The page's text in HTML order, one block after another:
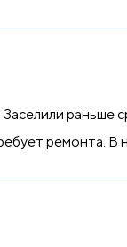
ремонта. В